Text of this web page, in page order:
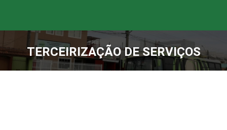
TERCEIRIZAÇÃO DE SERVIÇOS
Você está aqui: